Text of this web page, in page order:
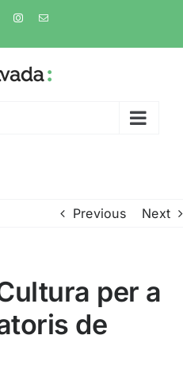
FacebookInstagramEmail
Previous Next
per a
de